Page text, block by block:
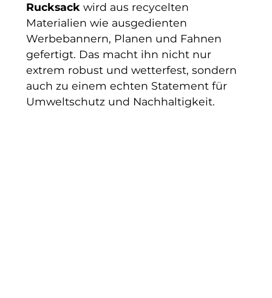
Rucksackwird aus recycelten
Materialien wie ausgedienten
Werbebannern, Planen und Fahnen
gefertigt. Das macht ihn nicht nur
extrem robust und wetterfest, sondern
auch zu einem echten Statement für
Umweltschutz und Nachhaltigkeit.